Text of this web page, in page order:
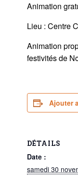
Animation
Lieu : Centre
Animation
festivités de
Ajouter
DÉTAILS
Date :
samedi 30